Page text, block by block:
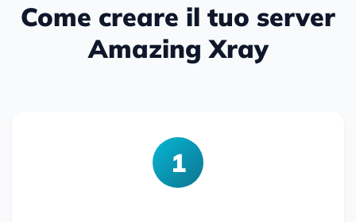
Come creare il tuo server
Amazing Xray
1